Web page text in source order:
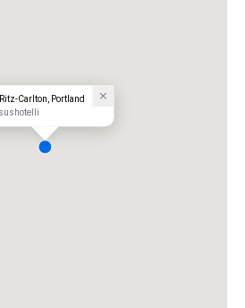
Ritz-Carlton, Portland